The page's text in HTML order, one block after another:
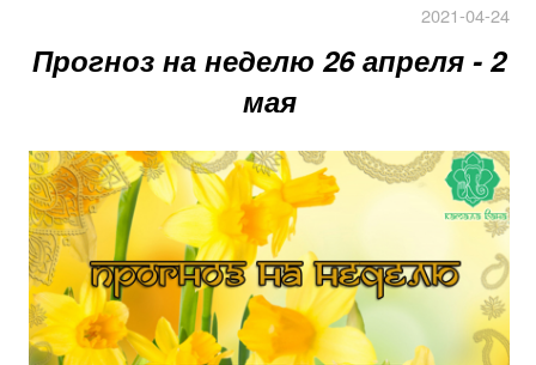
2021-04-24
Прогноз на неделю 26 апреля - 2
мая